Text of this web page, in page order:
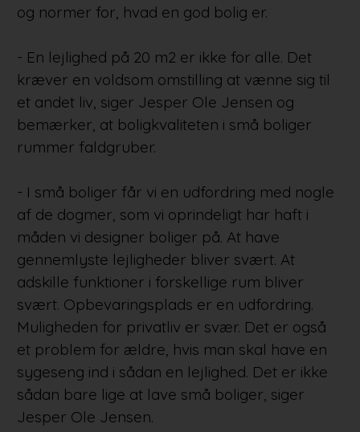
og normer for, hvad en god bolig er.
- En lejlighed på 20 m2 er ikke for alle. Det
kræver en voldsom omstilling at vænne sig til
et andet liv, siger Jesper Ole Jensen og
bemærker, at boligkvaliteten i små boliger
rummer faldgruber.
- I små boliger får vi en udfordring med nogle
af de dogmer, som vi oprindeligt har haft i
måden vi designer boliger på. At have
gennemlyste lejligheder bliver svært. At
adskille funktioner i forskellige rum bliver
svært. Opbevaringsplads er en udfordring.
Muligheden for privatliv er svær. Det er også
et problem for ældre, hvis man skal have en
sygeseng ind i sådan en lejlighed. Det er ikke
sådan bare lige at lave små boliger, siger
Jesper Ole Jensen.